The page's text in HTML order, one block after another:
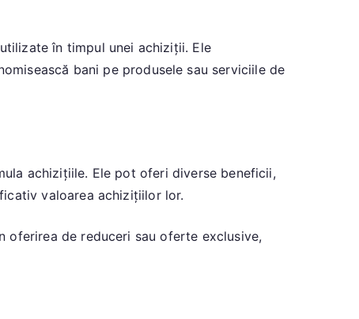
în timpul unei achiziții. Ele
bani pe produsele sau serviciile de
achizițiile. Ele pot oferi diverse beneficii,
valoarea achizițiilor lor.
oferirea de reduceri sau oferte exclusive,